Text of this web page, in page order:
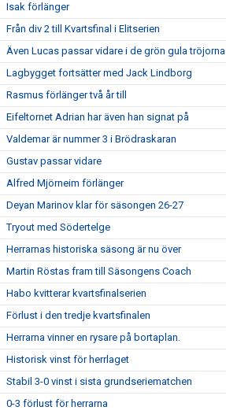
Isak förlänger
Från div 2 till Kvartsfinal i Elitserien
Även Lucas passar vidare i de grön gula tröjorna
Lagbygget fortsätter med Jack Lindborg
Rasmus förlänger två år till
Eifeltornet Adrian har även han signat på
Valdemar är nummer 3 i Brödraskaran
Gustav passar vidare
Alfred Mjörneim förlänger
Deyan Marinov klar för säsongen 26-27
Tryout med Södertelge
Herrarnas historiska säsong är nu över
Martin Röstas fram till Säsongens Coach
Habo kvitterar kvartsfinalserien
Förlust i den tredje kvartsfinalen
Herrarna vinner en rysare på bortaplan.
Historisk vinst för herrlaget
Stabil 3-0 vinst i sista grundseriematchen
0-3 förlust för herrarna